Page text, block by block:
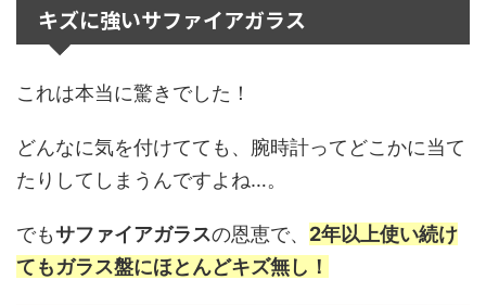
キズに強いサファイアガラス
これは本当に驚きでした！
どんなに気を付けてても、腕時計ってどこかに当て
たりしてしまうんですよね…。
でもサファイアガラスの恩恵で、 2年以上使い続け
てもガラス盤にほとんどキズ無し！